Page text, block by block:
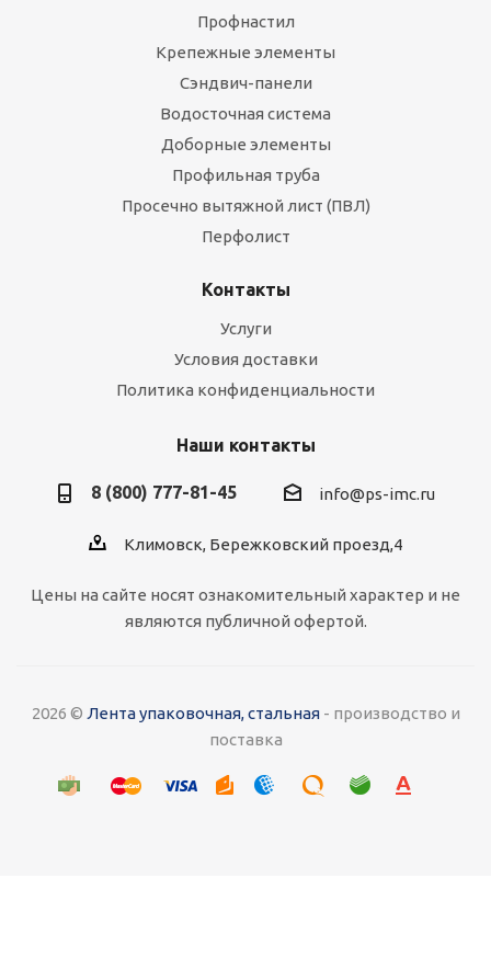
Профнастил
Крепежные элементы
Сэндвич-панели
Водосточная система
Доборные элементы
Профильная труба
Просечно вытяжной лист (ПВЛ)
Перфолист
Контакты
Услуги
Условия доставки
Политика конфиденциальности
Наши контакты
8 (800) 777-81-45 info@ps-imc.ru
Климовск, Бережковский проезд,4
Цены на сайте носят ознакомительный характер и не
являются публичной офертой.
2026 © Лента упаковочная, стальная- производство и
поставка